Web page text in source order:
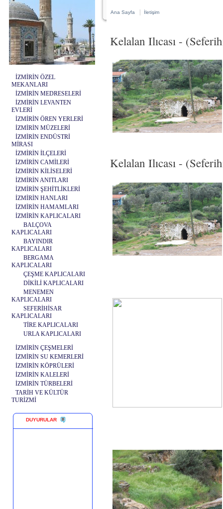
İZMİRİN ÖZEL
MEKANLARI
İZMİRİN MEDRESELERİ
İZMİRİN LEVANTEN
EVLERİ
İZMİRİN ÖREN YERLERİ
İZMİRİN MÜZELERİ
İZMİRİN ENDÜSTRİ
MİRASI
İZMİRİN İLÇELERİ
İZMİRİN CAMİLERİ
İZMİRİN KİLİSELERİ
İZMİRİN ANITLARI
İZMİRİN ŞEHİTLİKLERİ
İZMİRİN HANLARI
İZMİRİN HAMAMLARI
İZMİRİN KAPLICALARI
BALÇOVA
KAPLICALARI
BAYINDIR
KAPLICALARI
BERGAMA
KAPLICALARI
ÇEŞME KAPLICALARI
DİKİLİ KAPLICALARI
MENEMEN
KAPLICALARI
SEFERİHİSAR
KAPLICALARI
TİRE KAPLICALARI
URLA KAPLICALARI
İZMİRİN ÇEŞMELERİ
İZMİRİN SU KEMERLERİ
İZMİRİN KÖPRÜLERİ
İZMİRİN KALELERİ
İZMİRİN TÜRBELERİ
TARİH VE KÜLTÜR
TURİZMİ
DUYURULAR
Ana Sayfa İletişim
Kelalan Ilıcası -
Kelalan Ilıcası -